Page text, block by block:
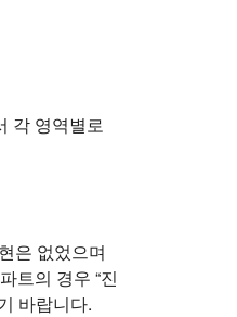
각 영역별로
은 없었으며
트의 경우 “진
바랍니다.